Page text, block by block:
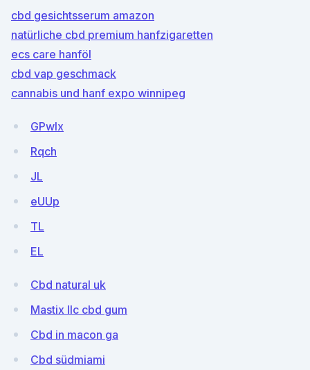
cbd gesichtsserum amazon
natürliche cbd premium hanfzigaretten
ecs care hanföl
cbd vap geschmack
cannabis und hanf expo winnipeg
GPwlx
Rqch
JL
eUUp
TL
EL
Cbd natural uk
Mastix llc cbd gum
Cbd in macon ga
Cbd südmiami